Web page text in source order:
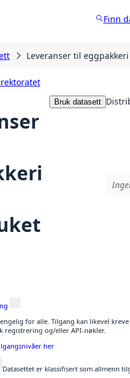
Finn
Leveranser til
Bruk datasett
for alle. Tilgang kan likevel
registrering og/eller API-nøkler.
her
Datasettet er klassifisert som allmenn